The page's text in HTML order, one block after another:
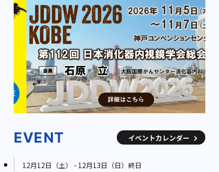
EVENT イベントカレンダー
12月12日（土） - 12月13日（日）終日